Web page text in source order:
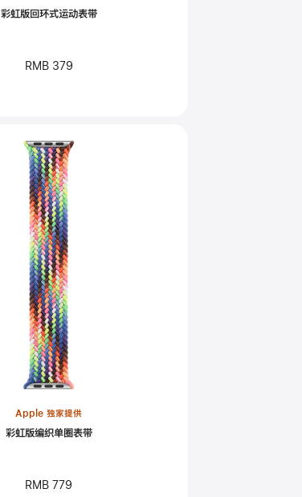
彩虹版回环式运动表带
RMB 379
Apple 独家提供
彩虹版编织单圈表带
RMB 779